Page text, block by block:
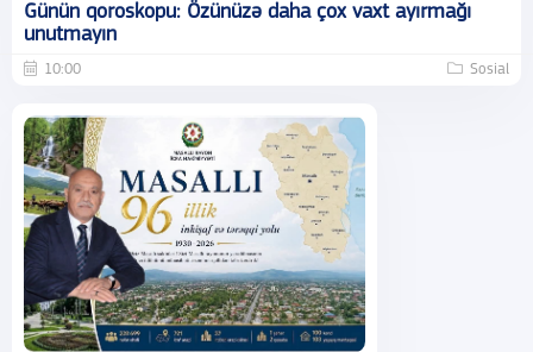
Günün qoroskopu: Özünüzə daha çox vaxt ayırmağı
unutmayın
10:00 Sosial